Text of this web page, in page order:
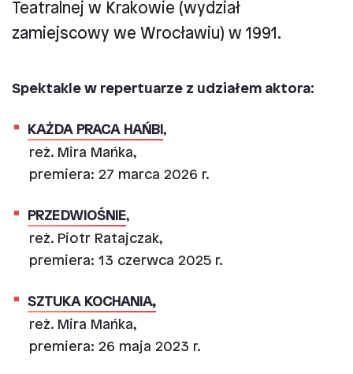
Teatralnej w Krakowie (wydział
zamiejscowy we Wrocławiu) w 1991.
Spektakle w repertuarze z udziałem aktora:
KAŻDA PRACA HAŃBI,
reż. Mira Mańka,
premiera: 27 marca 2026 r.
PRZEDWIOŚNIE,
reż. Piotr Ratajczak,
premiera: 13 czerwca 2025 r.
SZTUKA KOCHANIA,
reż. Mira Mańka,
premiera: 26 maja 2023 r.